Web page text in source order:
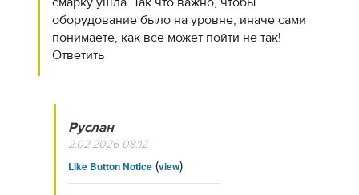
оборудование было на уровне, иначе сами
понимаете, как всё может пойти не так!
Ответить
Руслан
2.02.2026 08:12
Like Button Notice(view)